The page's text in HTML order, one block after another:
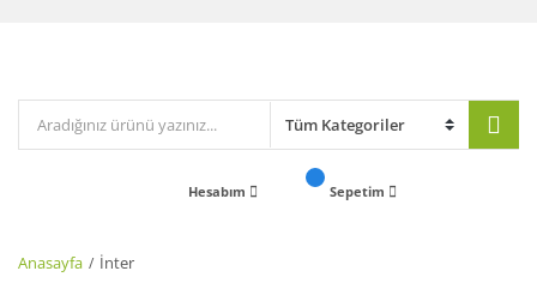
Hesabım Sepetim
Anasayfa İnter